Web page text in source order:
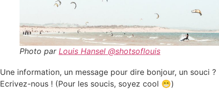
Photo par Louis Hansel @shotsoflouis
Une information, un message pour dire bonjour, un souci ?
Ecrivez-nous ! (Pour les soucis, soyez cool 😁)